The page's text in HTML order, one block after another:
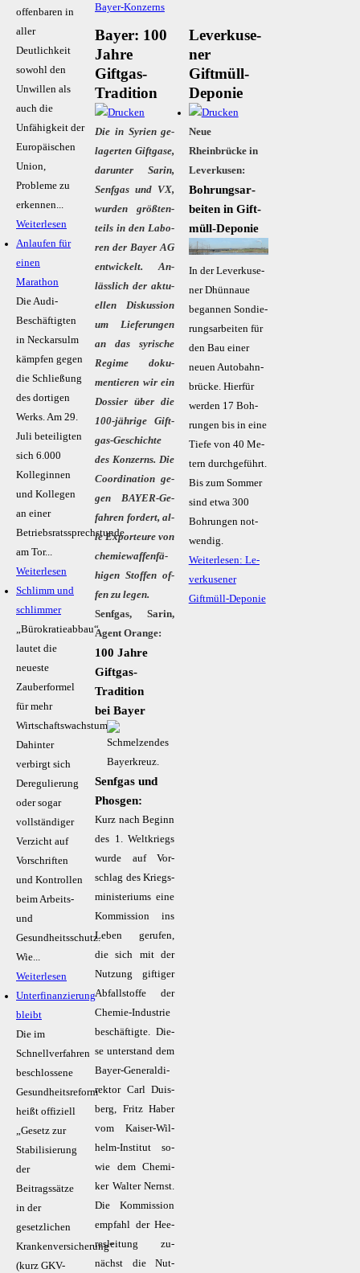
offenbaren in
aller
Deutlichkeit
sowohl den
Unwillen als
auch die
Unfähigkeit der
Europäischen
Union,
Probleme zu
erkennen...
Weiterlesen
Anlaufen für
einen
Marathon
Die Audi-
Beschäftigten
in Neckarsulm
kämpfen gegen
die Schließung
des dortigen
Werks. Am 29.
Juli beteiligten
sich 6.000
Kolleginnen
und Kollegen
an einer
Betriebsratssprechstunde
am Tor...
Weiterlesen
Schlimm und
schlimmer
„Bürokratieabbau“
lautet die
neueste
Zauberformel
für mehr
Wirtschaftswachstum.
Dahinter
verbirgt sich
Deregulierung
oder sogar
vollständiger
Verzicht auf
Vorschriften
und Kontrollen
beim Arbeits-
und
Gesundheitsschutz.
Wie...
Weiterlesen
Unterfinanzierung
bleibt
Die im
Schnellverfahren
beschlossene
Gesundheitsreform
heißt offiziell
„Gesetz zur
Stabilisierung
der
Beitragssätze
in der
gesetzlichen
Krankenversicherung“
(kurz GKV-
Bayer-Konzerns
Bayer: 100
Jahre
Giftgas-
Tradition
Die in Sy­ri­en ge­
la­ger­ten Gift­ga­se,
dar­un­ter Sa­rin,
Senf­gas und VX,
wur­den grö­ß­ten­
teils in den La­bo­
ren der Bay­er AG
ent­wi­ckelt. An­
läss­lich der ak­tu­
el­len Dis­kus­si­on
um Lie­fe­run­gen
an das sy­ri­sche
Re­gime do­ku­
men­tie­ren wir ein
Dos­sier über die
100-jäh­ri­ge Gift­
gas-Ge­schich­te
des Kon­zerns. Die
Co­or­di­na­ti­on ge­
gen BAY­ER-Ge­
fah­ren for­dert, al­
le Ex­por­teu­re von
che­mie­waf­fen­fä­
hi­gen Stof­fen of­
fen zu le­gen.
Senfgas, Sarin,
Agent Orange:
100 Jahre
Giftgas-
Tradition
bei Bayer
­Senf­gas und
Phos­gen:
Kurz nach Be­ginn
des 1. Welt­kriegs
wur­de auf Vor­
schlag des Kriegs­
mi­nis­te­ri­ums ei­ne
Kom­mis­si­on ins
Le­ben ge­ru­fen,
die sich mit der
Nut­zung gif­ti­ger
Ab­fall­stof­fe der
Che­mie-In­dus­trie
be­schäf­tig­te. Die­
se un­ter­stand dem
Bay­er-Ge­ne­ral­di­
rek­tor Carl Duis­
berg, Fritz Ha­ber
vom Kai­ser-Wil­
helm-In­sti­tut so­
wie dem Che­mi­
ker Wal­ter Nernst.
Die Kom­mis­si­on
emp­fahl der Hee­
res­lei­tung zu­
nächst die Nut­
Le­ver­ku­se­
ner
Giftmüll-
Deponie
Neue
Rheinbrücke in
Leverkusen:
Boh­rungs­ar­
bei­ten in Gift­
mül­l‑­De­po­nie
In der Le­ver­ku­se­
ner Dhünnaue
begannen Son­die­
rungs­ar­bei­ten für
den Bau ei­ner
neu­en Au­to­bahn­
brü­cke. Hier­für
wer­den 17 Boh­
run­gen bis in ei­ne
Tie­fe von 40 Me­
tern durch­ge­führt.
Bis zum Som­mer
sind et­wa 300
Boh­run­gen not­
wen­dig.
Weiterlesen: Le­
ver­ku­se­ner
Giftmüll-Deponie